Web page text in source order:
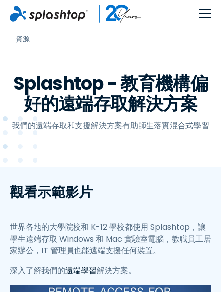
資源
Splashtop - 教育機構偏
好的遠端存取解決方案
我們的遠端存取和支援解決方案有助師生落實混合式學習
觀看示範影片
世界各地的大學院校和 K-12 學校都使用 Splashtop，讓
學生遠端存取 Windows 和 Mac 實驗室電腦，教職員工居
家辦公，IT 管理員也能遠端支援任何裝置。
深入了解我們的遠端學習解決方案。